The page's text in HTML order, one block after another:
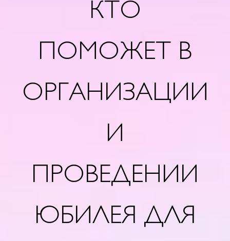
КТО
ПОМОЖЕТ В
ОРГАНИЗАЦИИ
И
ПРОВЕДЕНИИ
ЮБИЛЕЯ ДЛЯ